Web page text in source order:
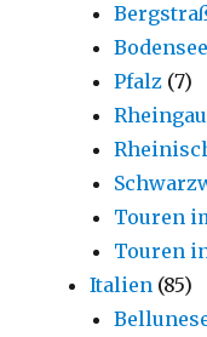
Bodensee
Pfalz (7)
Rheingau
Touren
Touren
Italien (85)